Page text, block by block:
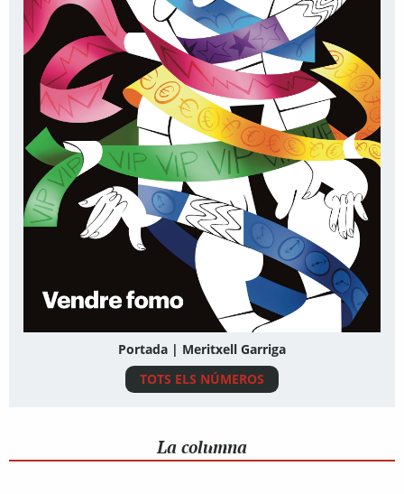
Portada | Meritxell Garriga
TOTS ELS NÚMEROS
La columna